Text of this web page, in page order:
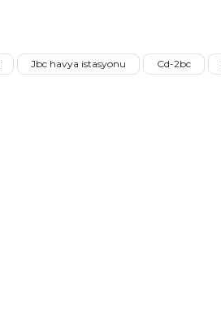
Jbc havya istasyonu Cd-2bc